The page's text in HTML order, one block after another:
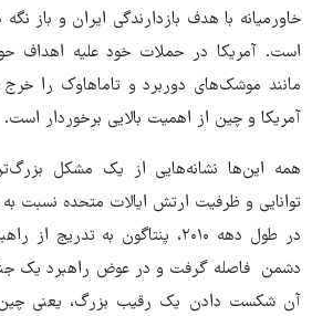
خاورمیانه با هدف بازدارندگی ایران و باز
است. آمریکا در حملات خود علیه اهداف
مانند موشک‌های دوربرد و تاماهاوک را
آمریکا و چین از اهمیت بالایی برخوردار است.
همه این‌ها نشانه‌هایی از یک مشکل
توانایی و ظرفیت ارتش ایالات متحده نسبت
در طول دهه ۲۰۱۰، پنتاگون به
دشمن فاصله گرفت و در عوض راهبرد یک
آن شکست دادن یک رقیب بزرگ، یعنی چین،